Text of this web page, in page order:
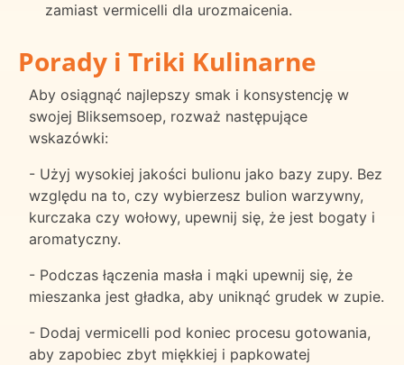
zamiast vermicelli dla urozmaicenia.
Porady i Triki Kulinarne
Aby osiągnąć najlepszy smak i konsystencję w
swojej Bliksemsoep, rozważ następujące
wskazówki:
- Użyj wysokiej jakości bulionu jako bazy zupy. Bez
względu na to, czy wybierzesz bulion warzywny,
kurczaka czy wołowy, upewnij się, że jest bogaty i
aromatyczny.
- Podczas łączenia masła i mąki upewnij się, że
mieszanka jest gładka, aby uniknąć grudek w zupie.
- Dodaj vermicelli pod koniec procesu gotowania,
aby zapobiec zbyt miękkiej i papkowatej